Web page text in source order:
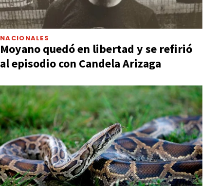
NACIONALES
Moyano quedó en libertad y se refirió
al episodio con Candela Arizaga